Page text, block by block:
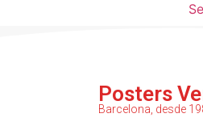
Posters
Barcelona, desde